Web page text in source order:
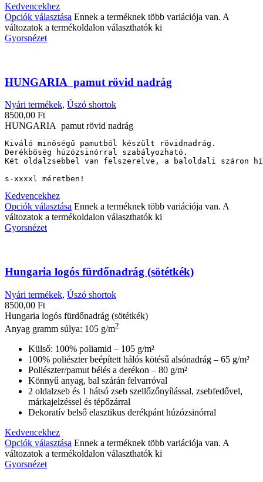
Kedvencekhez
Opciók választása Ennek a terméknek több variációja van. A
változatok a termékoldalon választhatók ki
Gyorsnézet
HUNGARIA pamut rövid nadrág
Nyári termékek, Úszó shortok
8500,00 Ft
HUNGARIA pamut rövid nadrág
Kiváló minőségű pamutból készült rövidnadrág.
Derékbőség húzózsinórral szabályozható.
Két oldalzsebbel van felszerelve, a baloldali száron
s-xxxxl méretben!
Kedvencekhez
Opciók választása Ennek a terméknek több variációja van. A
változatok a termékoldalon választhatók ki
Gyorsnézet
Hungaria logós fürdőnadrág (sötétkék)
Nyári termékek, Úszó shortok
8500,00 Ft
Hungaria logós fürdőnadrág (sötétkék)
Anyag gramm súlya: 105 g/m2
Külső: 100% poliamid – 105 g/m²
100% poliészter beépített hálós kötésű alsónadrág – 65 g/m²
Poliészter/pamut bélés a derékon – 80 g/m²
Könnyű anyag, bal szárán felvarróval
2 oldalzseb és 1 hátsó zseb szellőzőnyílással, zsebfedővel,
márkajelzéssel és tépőzárral
Dekoratív belső elasztikus derékpánt húzózsinórral
Kedvencekhez
Opciók választása Ennek a terméknek több variációja van. A
változatok a termékoldalon választhatók ki
Gyorsnézet